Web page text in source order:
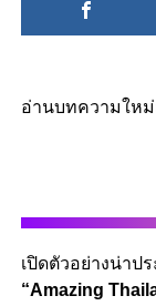
อ่านบทความใหม่
เปิดตัวอย่างน่าป
“Amazing